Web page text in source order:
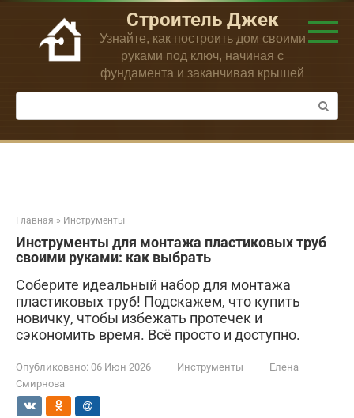
Перейти
контенту
Строитель Джек
Узнайте, как построить дом своими
руками под ключ, начиная с
фундамента и заканчивая крышей
Поиск:
Главная » Инструменты
Инструменты для монтажа пластиковых труб
своими руками: как выбрать
Соберите идеальный набор для монтажа
пластиковых труб! Подскажем, что купить
новичку, чтобы избежать протечек и
сэкономить время. Всё просто и доступно.
Опубликовано: 06 Июн 2026 Инструменты
Елена
Смирнова